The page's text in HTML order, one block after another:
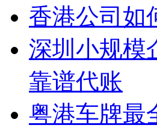
香港公司如
深圳小规模
靠谱代账
粤港车牌最